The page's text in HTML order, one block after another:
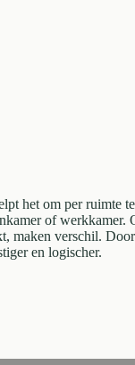
het om per ruimte
of werkkamer.
maken verschil.
en logischer.